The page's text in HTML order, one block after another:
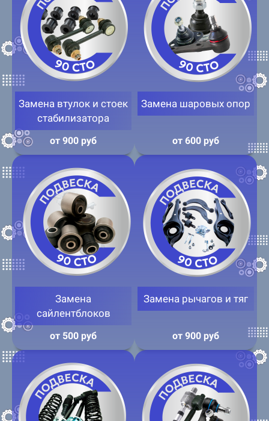
Замена втулок и стоек
стабилизатора
от 900 руб
Замена шаровых опор
от 600 руб
Замена
сайлентблоков
от 500 руб
Замена рычагов и тяг
от 900 руб